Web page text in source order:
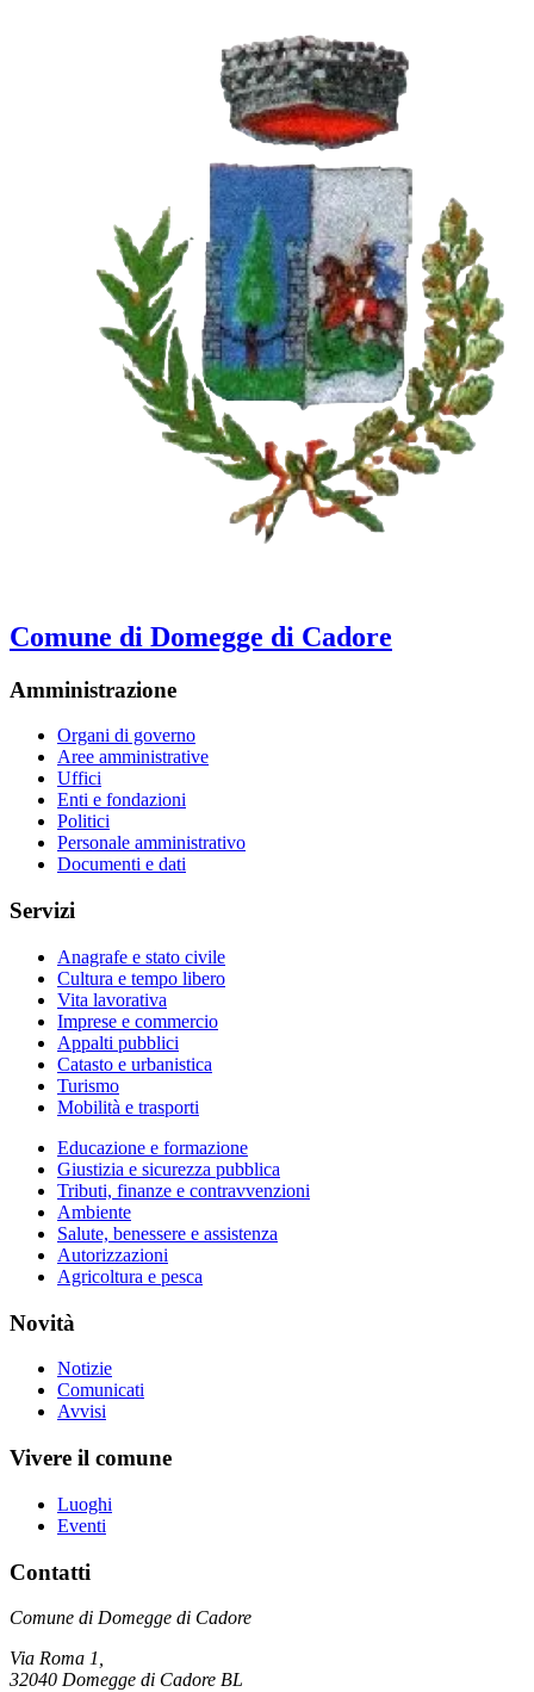
Comune di Domegge di Cadore
Amministrazione
Organi di governo
Aree amministrative
Uffici
Enti e fondazioni
Politici
Personale amministrativo
Documenti e dati
Servizi
Anagrafe e stato civile
Cultura e tempo libero
Vita lavorativa
Imprese e commercio
Appalti pubblici
Catasto e urbanistica
Turismo
Mobilità e trasporti
Educazione e formazione
Giustizia e sicurezza pubblica
Tributi, finanze e contravvenzioni
Ambiente
Salute, benessere e assistenza
Autorizzazioni
Agricoltura e pesca
Novità
Notizie
Comunicati
Avvisi
Vivere il comune
Luoghi
Eventi
Contatti
Comune di Domegge di Cadore
Via Roma 1,
32040 Domegge di Cadore BL